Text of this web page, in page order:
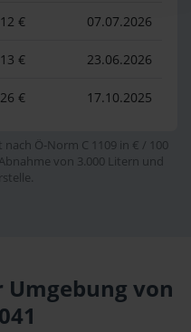
€ 07.07.2026
€ 23.06.2026
€ 17.10.2025
Ö-Norm C 1109 in € / 100
von 3.000 Litern und
Umgebung von